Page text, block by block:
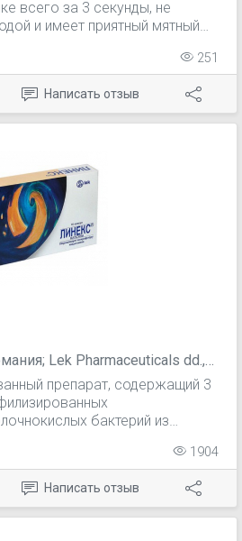
всего за 3 секунды, не
и имеет приятный мятный
проверенная формула
замедляет время
по кишечнику. Имодиум
микрофлору
251
Написать отзыв
Lek Pharmaceuticals dd.,
препарат, содержащий 3
бактерий из
флоры,
физиологическое
кишечника.
1904
Написать отзыв